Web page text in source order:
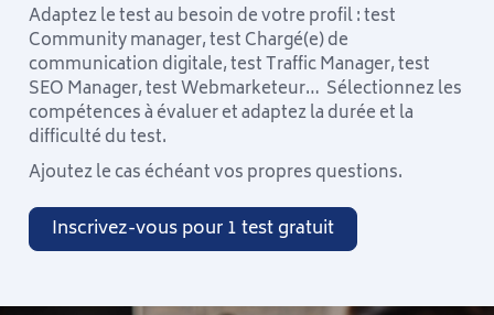
Adaptez le test au besoin de votre profil : test
Community manager, test Chargé(e) de
communication digitale, test Traffic Manager, test
SEO Manager, test Webmarketeur… Sélectionnez les
compétences à évaluer et adaptez la durée et la
difficulté du test.
Ajoutez le cas échéant vos propres questions.
Inscrivez-vous pour 1 test gratuit